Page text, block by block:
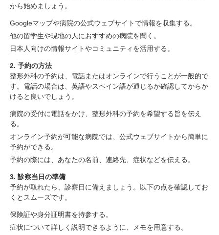
から始めましょう。
Googleマップや病院の公式ウェブサイトで情報を収集する。
他の留学生や現地の人におすすめの病院を聞く。
日本人向けの情報サイトやコミュニティを活用する。
2. 予約の方法
整形外科の予約は、電話またはオンラインで行うことが一般的で
す。電話の場合は、英語やスペイン語が通じるか確認してからか
けると良いでしょう。
病院の受付に電話をかけ、整形外科の予約を希望する旨を伝え
る。
オンライン予約が可能な病院では、公式ウェブサイトから簡単に
予約ができる。
予約の際には、あなたの名前、連絡先、症状などを伝える。
3. 診察当日の準備
予約が取れたら、診察日に備えましょう。以下の点を確認してお
くとスムーズです。
保険証や身分証明書を持参する。
症状について詳しく説明できるように、メモを用意する。
スペインでのサッカー留学と整形外科の予約方法
整形外科の予約の重要性
スペインでの整形外科の予約方法
1. 病院の選定
2. 予約の方法